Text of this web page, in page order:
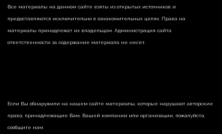
Все материалы на данном сайте взяты из открытых источников и
предоставляются исключительно в ознакомительных целях. Права на
материалы принадлежат их владельцам. Администрация сайта
ответственности за содержание материала не несет.
Если Вы обнаружили на нашем сайте материалы, которые нарушают авторские
права, принадлежащие Вам, Вашей компании или организации, пожалуйста,
сообщите нам.